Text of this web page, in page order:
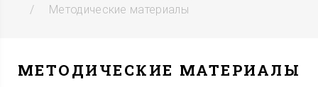
Методические материалы
МЕТОДИЧЕСКИЕ МАТЕРИАЛЫ